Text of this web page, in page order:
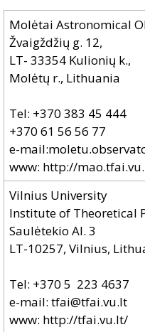
Molėtai Astronomical
Žvaigždžių g. 12,
LT- 33354 Kulionių k.,
Molėtų r., Lithuania
Tel: +370 383 45 444
+370 61 56 56 77
e-mail:
www: http://
Vilnius University
Institute of Theoretical
Saulėtekio Al. 3
LT-10257, Vilnius,
Tel: +370 5 223 4637
e-mail: tfai@tfai.vu.lt
www: http://tfai.vu.lt/